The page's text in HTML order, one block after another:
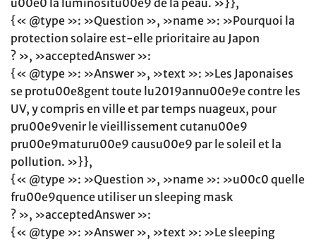
u00e0 la luminositu00e9 de la peau. »}},
{« @type »: »Question », »name »: »Pourquoi la
protection solaire est-elle prioritaire au Japon
? », »acceptedAnswer »:
{« @type »: »Answer », »text »: »Les Japonaises
se protu00e8gent toute lu2019annu00e9e contre les
UV, y compris en ville et par temps nuageux, pour
pru00e9venir le vieillissement cutanu00e9
pru00e9maturu00e9 causu00e9 par le soleil et la
pollution. »}},
{« @type »: »Question », »name »: »u00c0 quelle
fru00e9quence utiliser un sleeping mask
? », »acceptedAnswer »:
{« @type »: »Answer », »text »: »Le sleeping